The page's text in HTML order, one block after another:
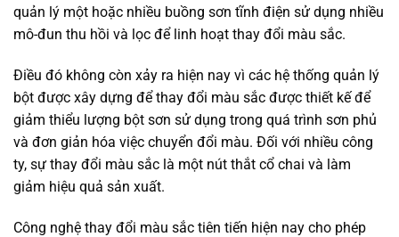
quản lý một hoặc nhiều buồng sơn tĩnh điện sử dụng nhiều
mô-đun thu hồi và lọc để linh hoạt thay đổi màu sắc.
Điều đó không còn xảy ra hiện nay vì các hệ thống quản lý
bột được xây dựng để thay đổi màu sắc được thiết kế để
giảm thiểu lượng bột sơn sử dụng trong quá trình sơn phủ
và đơn giản hóa việc chuyển đổi màu. Đối với nhiều công
ty, sự thay đổi màu sắc là một nút thắt cổ chai và làm
giảm hiệu quả sản xuất.
Công nghệ thay đổi màu sắc tiên tiến hiện nay cho phép